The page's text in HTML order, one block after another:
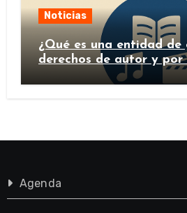
Noticias
¿Qué es una entidad de
derechos de autor y por
importante?
Agenda